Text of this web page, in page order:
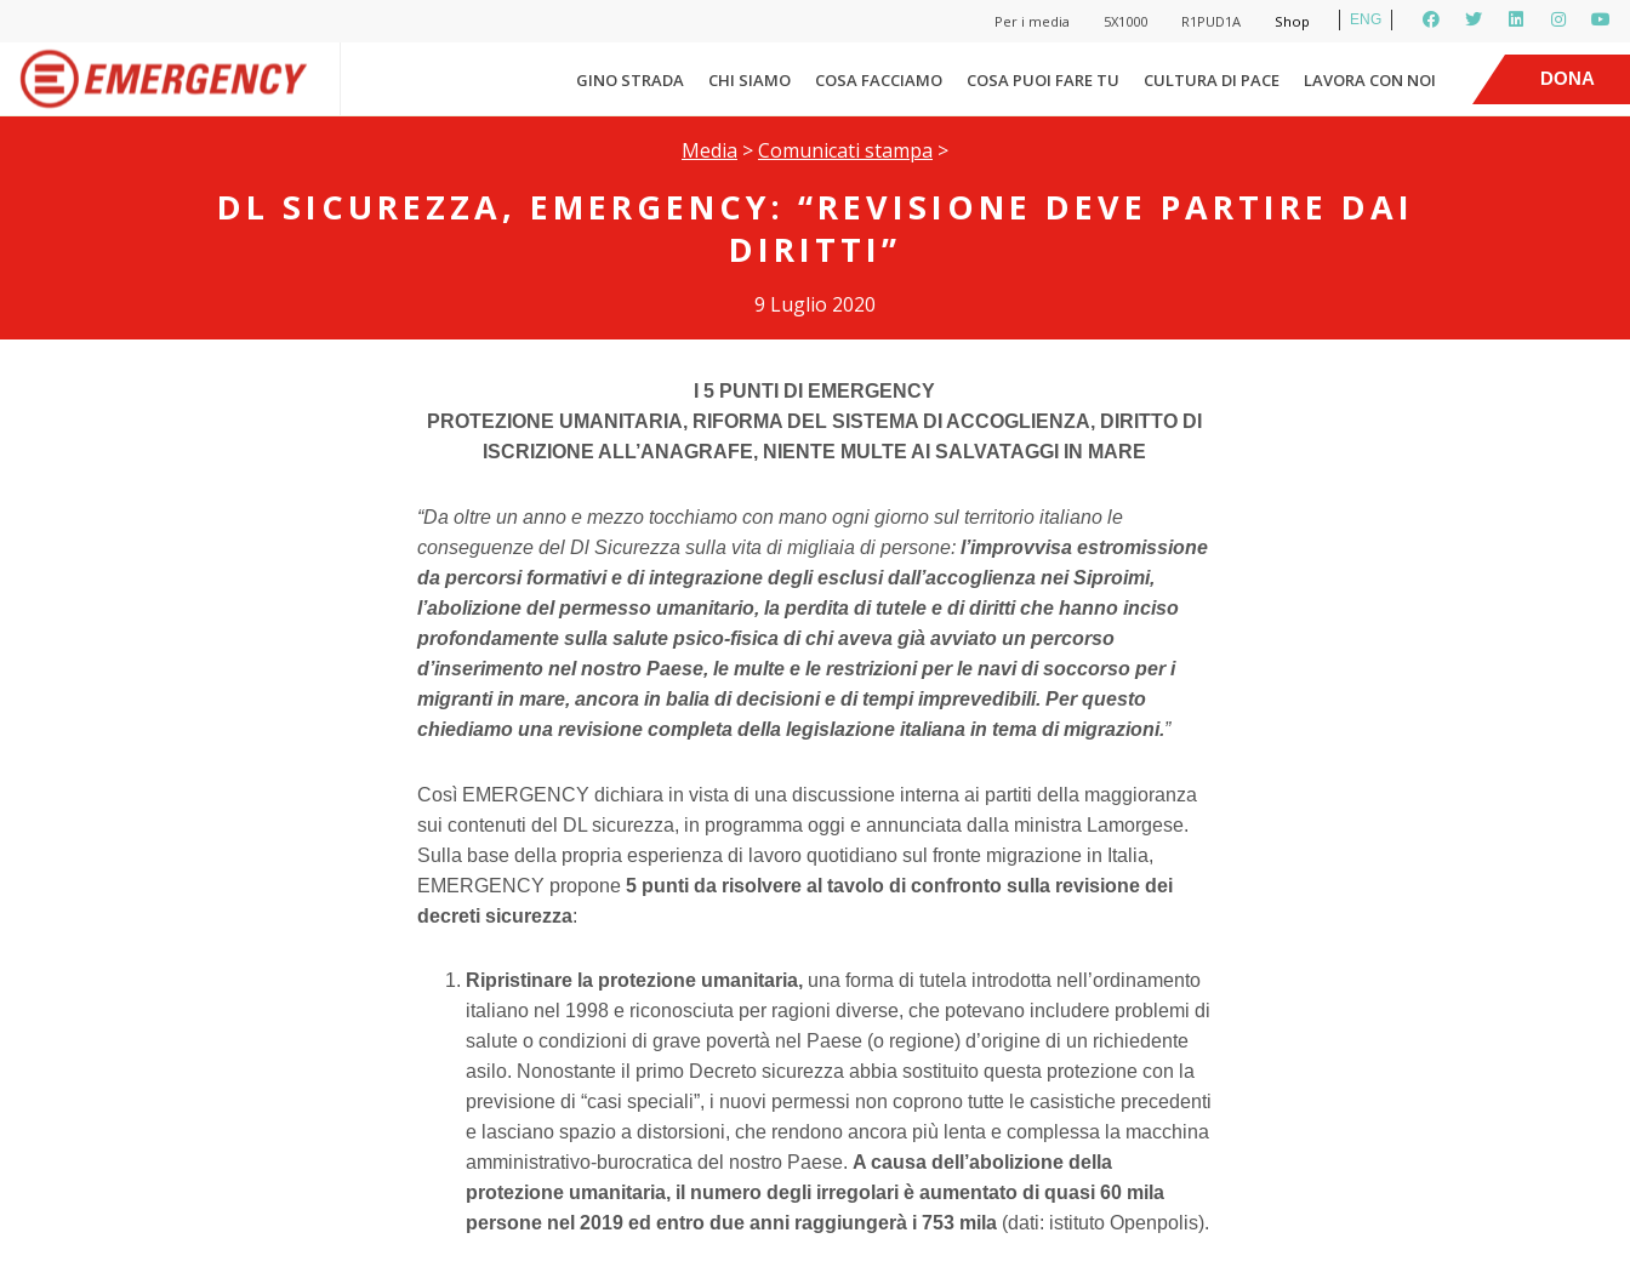
ENG
Per i media 5X1000 R1PUD1A Shop
DONA
GINO STRADA CHI SIAMO COSA FACCIAMO COSA PUOI FARE TU CULTURA DI PACE LAVORA CON NOI
Media >Comunicati stampa >
DL SICUREZZA, EMERGENCY: “REVISIONE DEVE PARTIRE DAI
DIRITTI”
9 Luglio 2020
I 5 PUNTI DI EMERGENCY
PROTEZIONE UMANITARIA, RIFORMA DEL SISTEMA DI ACCOGLIENZA, DIRITTO DI
ISCRIZIONE ALL’ANAGRAFE, NIENTE MULTE AI SALVATAGGI IN MARE
“Da oltre un anno e mezzo tocchiamo con mano ogni giorno sul territorio italiano le
conseguenze del Dl Sicurezza sulla vita di migliaia di persone: l’improvvisa estromissione
da percorsi formativi e di integrazione degli esclusi dall’accoglienza nei Siproimi,
l’abolizione del permesso umanitario, la perdita di tutele e di diritti che hanno inciso
profondamente sulla salute psico-fisica di chi aveva già avviato un percorso
d’inserimento nel nostro Paese, le multe e le restrizioni per le navi di soccorso per i
migranti in mare, ancora in balia di decisioni e di tempi imprevedibili. Per questo
chiediamo una revisione completa della legislazione italiana in tema di migrazioni.”
Così EMERGENCY dichiara in vista di una discussione interna ai partiti della maggioranza
sui contenuti del DL sicurezza, in programma oggi e annunciata dalla ministra Lamorgese.
Sulla base della propria esperienza di lavoro quotidiano sul fronte migrazione in Italia,
EMERGENCY propone 5 punti da risolvere al tavolo di confronto sulla revisione dei
decreti sicurezza:
Ripristinare la protezione umanitaria,una forma di tutela introdotta nell’ordinamento
italiano nel 1998 e riconosciuta per ragioni diverse, che potevano includere problemi di
salute o condizioni di grave povertà nel Paese (o regione) d’origine di un richiedente
asilo. Nonostante il primo Decreto sicurezza abbia sostituito questa protezione con la
previsione di “casi speciali”, i nuovi permessi non coprono tutte le casistiche precedenti
e lasciano spazio a distorsioni, che rendono ancora più lenta e complessa la macchina
amministrativo-burocratica del nostro Paese. A causa dell’abolizione della
protezione umanitaria, il numero degli irregolari è aumentato di quasi 60 mila
persone nel 2019 ed entro due anni raggiungerà i 753 mila(dati: istituto Openpolis).